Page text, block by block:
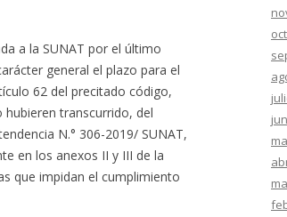
a la SUNAT por el último
general el plazo para el
62 del precitado código,
transcurrido, del
N.° 306-2019/ SUNAT,
en los anexos II y III de la
que impidan el cumplimiento